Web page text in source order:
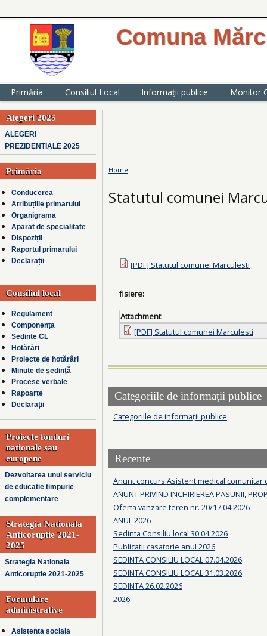
Comuna
Primăria Consiliul Local Informații publice Monitor
Alegeri 2025
ALEGERI
PREZIDENTIALE 2025
Primăria
Conducerea
Atribuțiile primarului
Organigrama
Aparat de specialitate
Dispoziții
Raportul primarului
Declarații
Consiliul local
Regulament
Componența
Sedinte CL
Hotărâri
Proiecte de hotărâri
Minute de ședință
Procese verbale
Rapoarte
Declarații
Proiecte fonduri
nationale sau
europene
Dezvoltarea unui serviciu
de educatie timpurie
complementare
Strategia Nationala
Anticoruptie 2021-
2025
Strategia Nationala
Anticoruptie 2021-2025
Formulare
administrative
Asistenta sociala
You are here
Home
Statutul comunei
[PDF] Statutul comunei Marculesti
fisiere:
Attachment
[PDF] Statutul comunei Marculesti
Categoriile de informații publice
Categoriile de informații publice
Recente
Anunt concurs Asistent medical comunitar
ANUNT PRIVIND INCHIRIEREA PASUNII,
Oferta vanzare teren nr. 20/17.04.2026
ANUL 2026
Sedinta Consiliu local 30.04.2026
Publicatii casatorie anul 2026
SEDINTA CONSILIU LOCAL 07.04.2026
SEDINTA CONSILIU LOCAL 31.03.2026
SEDINTA 26.02.2026
2026